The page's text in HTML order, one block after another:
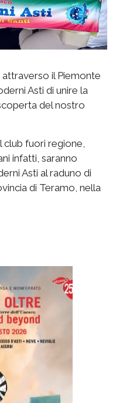
il Piemonte
Asti di unire la
del nostro
club fuori regione,
infatti, saranno
Asti al raduno di
di Teramo, nella